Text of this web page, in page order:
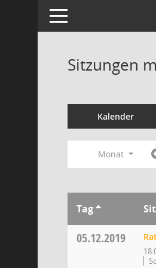
Toggle navigation
Sitzungen
Kalender
Monat
Tag
05.12.2019